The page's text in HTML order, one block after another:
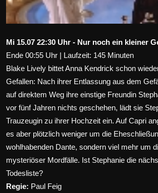
Deutsch
Mi 15.07 22:30 Uhr - Nur noch ein kleiner
Ende 00:55 Uhr | Laufzeit: 145 Minuten
Blake Lively bittet Anna Kendrick schon
Gefallen: Nach ihrer Entlassung aus dem
auf direktem Weg ihre einstige Freundin
vor fünf Jahren nichts geschehen, lädt sie
Trauzeugin zu ihrer Hochzeit ein. Auf Capri
es aber plötzlich weniger um die
wohlhabenden Dante, sondern viel mehr um
mysteriöser Mordfälle. Ist Stephanie die
Todesliste?
Regie: Paul Feig